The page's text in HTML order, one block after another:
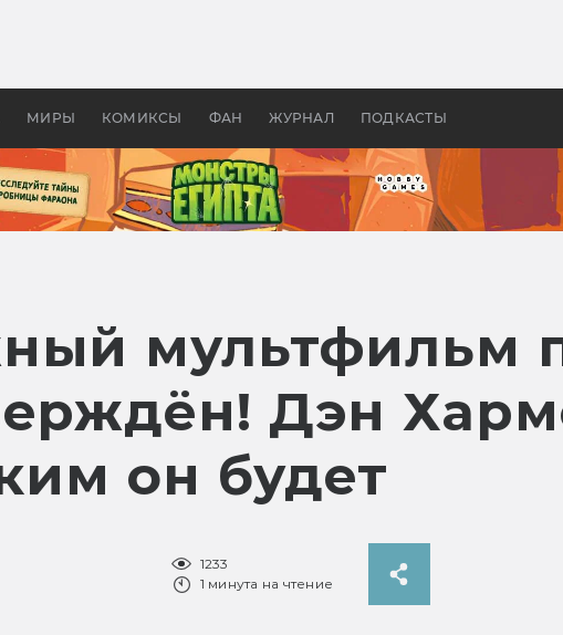
МИРЫ КОМИКСЫ ФАН ЖУРНАЛ ПОДКАСТЫ
в России —
бы «Властелина колец»
мультфильм
Дэн
он будет
1233
1 минута на чтение